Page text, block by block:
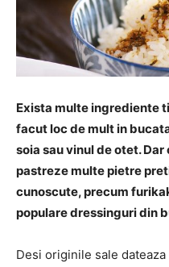
Exista multe ingrediente
facut loc de mult in
soia sau vinul de otet.
pastreze multe pietre
cunoscute, precum
populare dressinguri din
Desi originile sale